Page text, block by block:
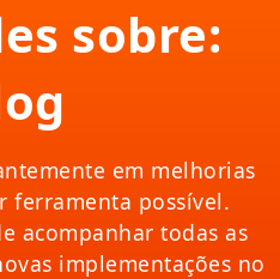
sobre:
em melhorias
ferramenta possível.
acompanhar todas as
implementações no